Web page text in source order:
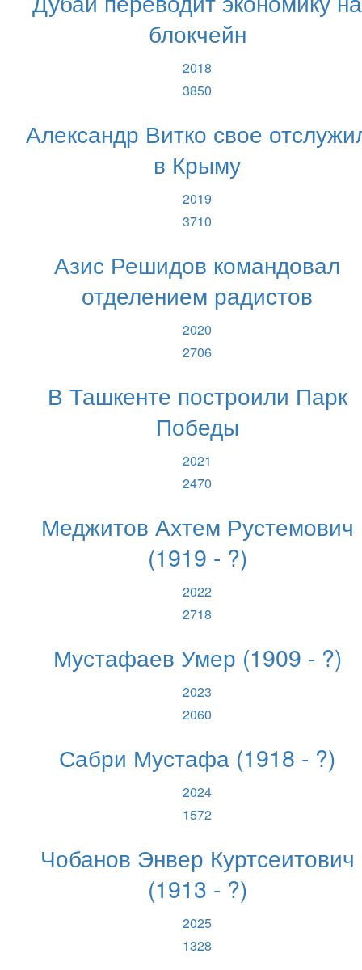
блокчейн
2018
3850
Александр Витко свое
в Крыму
2019
3710
Азис Решидов командовал
отделением радистов
2020
2706
В Ташкенте построили Парк
Победы
2021
2470
Меджитов Ахтем Рустемович
(1919 - ?)
2022
2718
Мустафаев Умер (1909 - ?)
2023
2060
Сабри Мустафа (1918 - ?)
2024
1572
Чобанов Энвер Куртсеитович
(1913 - ?)
2025
1328